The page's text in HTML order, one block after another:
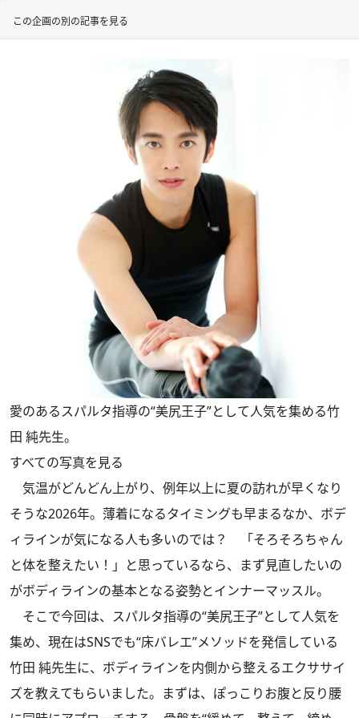
この企画の別の記事を見る
愛のあるスパルタ指導の“美尻王子”として人気を集める竹
田 純先生。
すべての写真を見る
気温がどんどん上がり、例年以上に夏の訪れが早くなり
そうな2026年。薄着になるタイミングも早まるなか、ボデ
ィラインが気になる人も多いのでは？ 「そろそろちゃん
と体を整えたい！」と思っているなら、まず見直したいの
がボディラインの基本となる姿勢とインナーマッスル。
そこで今回は、スパルタ指導の“美尻王子”として人気を
集め、現在はSNSでも“床バレエ”メソッドを発信している
竹田 純先生に、ボディラインを内側から整えるエクササイ
ズを教えてもらいました。まずは、ぽっこりお腹と反り腰